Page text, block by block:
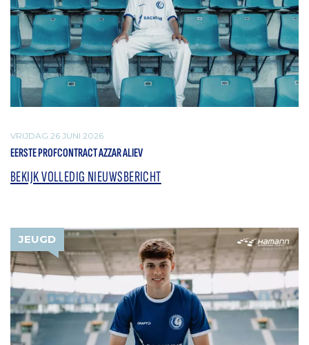
VRIJDAG 26 JUNI 2026
EERSTE PROFCONTRACT AZZAR ALIEV
BEKIJK VOLLEDIG NIEUWSBERICHT
JEUGD